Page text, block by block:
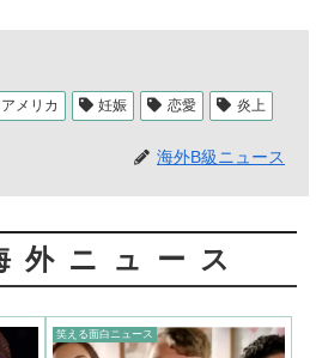
アメリカ 妊娠 恋愛 炎上
海外B級ニュース
外ニュース
笑える面白ニュース